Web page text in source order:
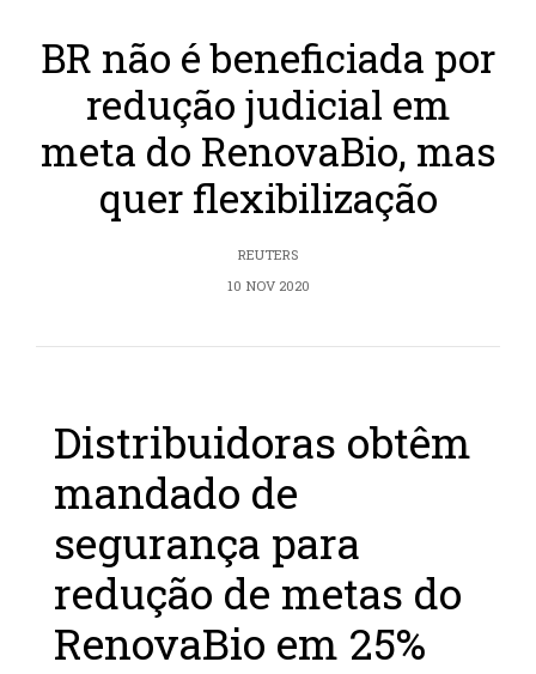
BR não é beneficiada por
redução judicial em
meta do RenovaBio, mas
quer flexibilização
REUTERS
10 NOV 2020
Distribuidoras obtêm
mandado de
segurança para
redução de metas do
RenovaBio em 25%